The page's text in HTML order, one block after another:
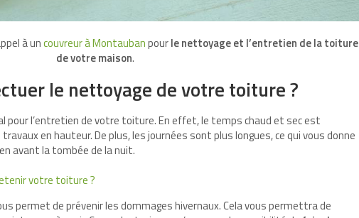
à uncouvreur à Montaubanpourle nettoyage et l’entretien de la toiture
de votre maison.
le nettoyage de votre toiture ?
pour l’entretien de votre toiture. En effet, le temps chaud et sec est
en hauteur. De plus, les journées sont plus longues, ce qui vous donne
avant la tombée de la nuit.
votre toiture ?
permet de prévenir les dommages hivernaux. Cela vous permettra de